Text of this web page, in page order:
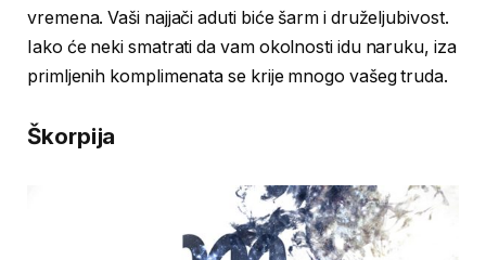
vremena. Vaši najjači aduti biće šarm i druželjubivost.
Iako će neki smatrati da vam okolnosti idu naruku, iza
primljenih komplimenata se krije mnogo vašeg truda.
Škorpija